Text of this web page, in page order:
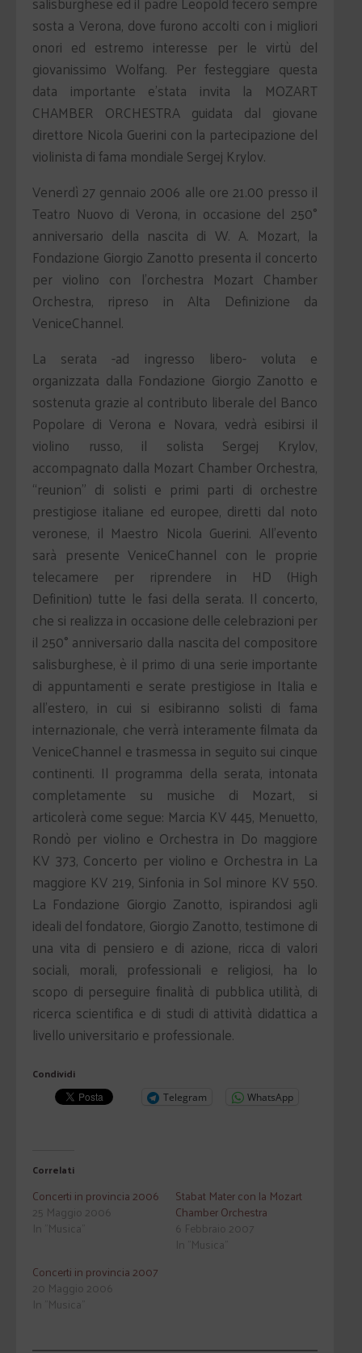
sosta a Verona, dove furono accolti con i migliori
onori ed estremo interesse per le virtù del
giovanissimo Wolfang. Per festeggiare questa
data importante e’stata invita la MOZART
CHAMBER ORCHESTRA guidata dal giovane
direttore Nicola Guerini con la partecipazione del
violinista di fama mondiale Sergej Krylov.
Venerdì 27 gennaio 2006 alle ore 21.00 presso il
Teatro Nuovo di Verona, in occasione del 250°
anniversario della nascita di W. A. Mozart, la
Fondazione Giorgio Zanotto presenta il concerto
per violino con l’orchestra Mozart Chamber
Orchestra, ripreso in Alta Definizione da
VeniceChannel.
La serata -ad ingresso libero- voluta e
organizzata dalla Fondazione Giorgio Zanotto e
sostenuta grazie al contributo liberale del Banco
Popolare di Verona e Novara, vedrà esibirsi il
violino russo, il solista Sergej Krylov,
accompagnato dalla Mozart Chamber Orchestra,
“reunion” di solisti e primi parti di orchestre
prestigiose italiane ed europee, diretti dal noto
veronese, il Maestro Nicola Guerini. All’evento
sarà presente VeniceChannel con le proprie
telecamere per riprendere in HD (High
Definition) tutte le fasi della serata. Il concerto,
che si realizza in occasione delle celebrazioni per
il 250° anniversario dalla nascita del compositore
salisburghese, è il primo di una serie importante
di appuntamenti e serate prestigiose in Italia e
all’estero, in cui si esibiranno solisti di fama
internazionale, che verrà interamente filmata da
VeniceChannel e trasmessa in seguito sui cinque
continenti. Il programma della serata, intonata
completamente su musiche di Mozart, si
articolerà come segue: Marcia KV 445, Menuetto,
Rondò per violino e Orchestra in Do maggiore
KV 373, Concerto per violino e Orchestra in La
maggiore KV 219, Sinfonia in Sol minore KV 550.
La Fondazione Giorgio Zanotto, ispirandosi agli
ideali del fondatore, Giorgio Zanotto, testimone di
una vita di pensiero e di azione, ricca di valori
sociali, morali, professionali e religiosi, ha lo
scopo di perseguire finalità di pubblica utilità, di
ricerca scientifica e di studi di attività didattica a
livello universitario e professionale.
Condividi
Telegram WhatsApp
Correlati
Concerti in provincia 2006
25 Maggio 2006
In "Musica"
Stabat Mater con la Mozart
Chamber Orchestra
6 Febbraio 2007
In "Musica"
Concerti in provincia 2007
20 Maggio 2006
In "Musica"